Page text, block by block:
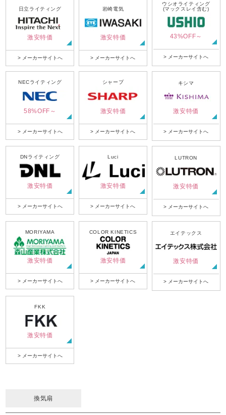
日立ライティング
激安特価
> メーカーサイトへ
岩崎電気
激安特価
> メーカーサイトへ
ウシオライティング
(マックスレイ含む)
43%OFF～
> メーカーサイトへ
NECライティング
58%OFF～
> メーカーサイトへ
シャープ
激安特価
> メーカーサイトへ
キシマ
激安特価
> メーカーサイトへ
DNライティング
激安特価
> メーカーサイトへ
Luci
激安特価
> メーカーサイトへ
LUTRON
激安特価
> メーカーサイトへ
MORIYAMA
激安特価
> メーカーサイトへ
COLOR KINETICS
激安特価
> メーカーサイトへ
エイテックス
激安特価
> メーカーサイトへ
FKK
激安特価
> メーカーサイトへ
換気扇